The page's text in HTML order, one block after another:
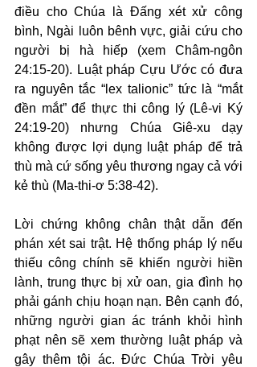
điều cho Chúa là Đấng xét xử công
bình, Ngài luôn bênh vực, giải cứu cho
người bị hà hiếp (xem Châm-ngôn
24:15-20). Luật pháp Cựu Ước có đưa
ra nguyên tắc “lex talionic” tức là “mắt
đền mắt” để thực thi công lý (Lê-vi Ký
24:19-20) nhưng Chúa Giê-xu dạy
không được lợi dụng luật pháp để trả
thù mà cứ sống yêu thương ngay cả với
kẻ thù (Ma-thi-ơ 5:38-42).
Lời chứng không chân thật dẫn đến
phán xét sai trật. Hệ thống pháp lý nếu
thiếu công chính sẽ khiến người hiền
lành, trung thực bị xử oan, gia đình họ
phải gánh chịu hoạn nạn. Bên cạnh đó,
những người gian ác tránh khỏi hình
phạt nên sẽ xem thường luật pháp và
gây thêm tội ác. Đức Chúa Trời yêu